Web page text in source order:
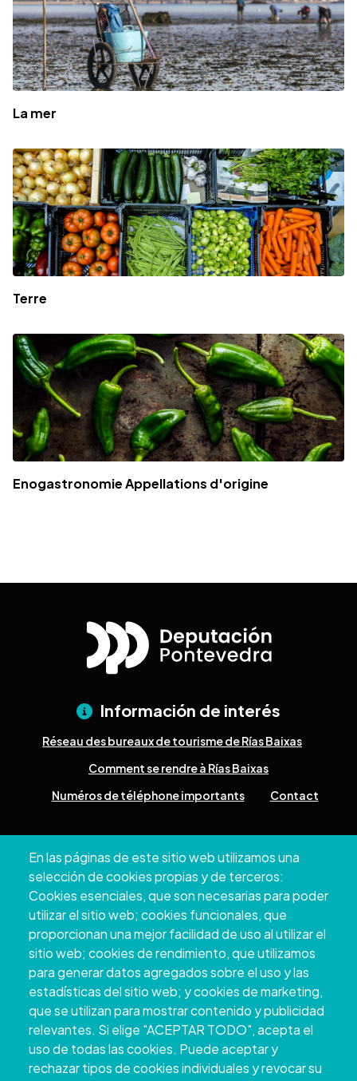
La mer
Terre
Enogastronomie Appellations d'origine
En las páginas de este sitio web utilizamos una
selección de cookies propias y de terceros:
Cookies esenciales, que son necesarias para poder
utilizar el sitio web; cookies funcionales, que
proporcionan una mejor facilidad de uso al utilizar el
sitio web; cookies de rendimiento, que utilizamos
para generar datos agregados sobre el uso y las
estadísticas del sitio web; y cookies de marketing,
que se utilizan para mostrar contenido y publicidad
relevantes. Si elige "ACEPTAR TODO", acepta el
uso de todas las cookies. Puede aceptar y
rechazar tipos de cookies individuales y revocar su
Información de interés
Réseau des bureaux de tourisme de Rías Baixas
Comment se rendre à Rías Baixas
Numéros de téléphone importants
Contact
Pontevedra
+34 986 804 100 | +34 986 804 124